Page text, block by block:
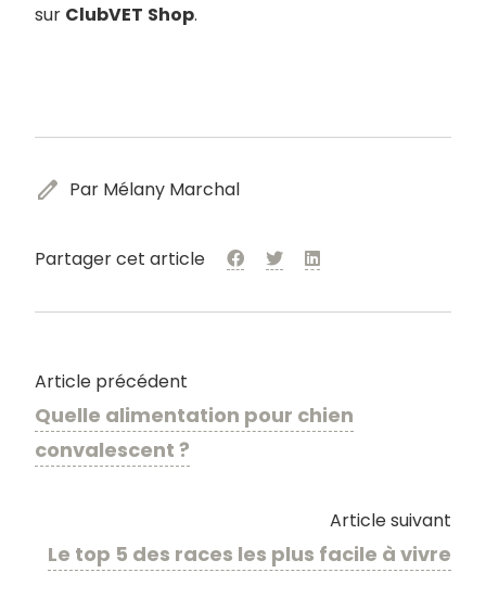
sur ClubVET Shop.
edit Par Mélany Marchal
Partager cet article
Article précédent
Quelle alimentation pour chien
convalescent ?
Article suivant
Le top 5 des races les plus facile à vivre